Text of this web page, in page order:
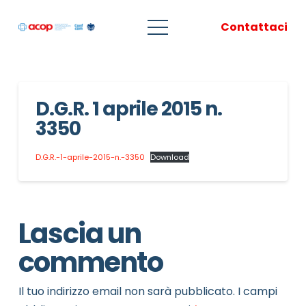
Contattaci
D.G.R. 1 aprile 2015 n.
3350
D.G.R.-1-aprile-2015-n.-3350 Download
Lascia un
commento
Il tuo indirizzo email non sarà pubblicato. I campi